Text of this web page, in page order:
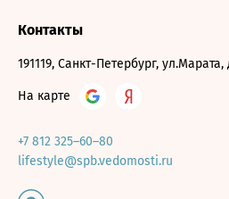
Контакты
191119, Санкт-Петербург,
На карте
+7 812 325–60–80
lifestyle@spb.vedomosti.ru